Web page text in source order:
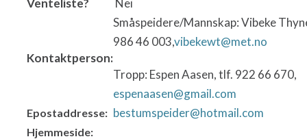
Venteliste?
Nei
Kontaktperson:
Småspeidere/Mannskap: Vibeke
986 46 003,vibekewt@met.no
Tropp: Espen Aasen, tlf. 922 66 670,
espenaasen@gmail.com
Epostaddresse: bestumspeider@hotmail.com
Hjemmeside: